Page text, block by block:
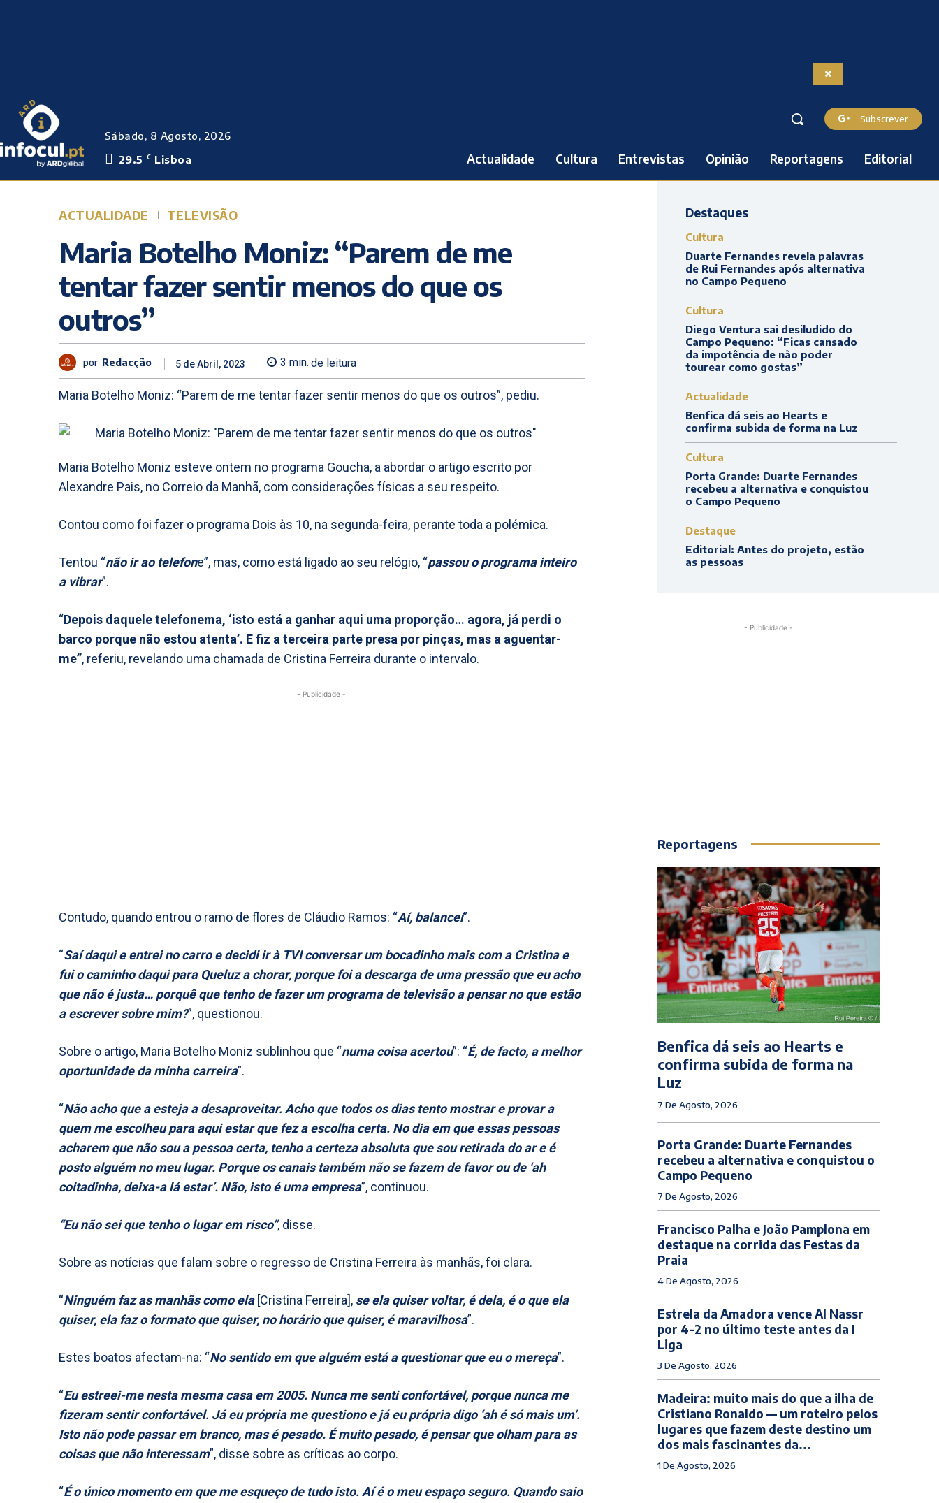
Sábado, 8 Agosto, 2026
29.5
C Lisboa
Subscrever
Actualidade Cultura Entrevistas Opinião Reportagens Editorial
ACTUALIDADE TELEVISÃO
Maria Botelho Moniz: “Parem de me
tentar fazer sentir menos do que os
outros”
por Redacção 5 de Abril, 2023 3 min. de leitura
Maria Botelho Moniz: “Parem de me tentar fazer sentir menos do que os outros”, pediu.
Maria Botelho Moniz esteve ontem no programa Goucha, a abordar o artigo escrito por
Alexandre Pais, no Correio da Manhã, com considerações físicas a seu respeito.
Contou como foi fazer o programa Dois às 10, na segunda-feira, perante toda a polémica.
Tentou “não ir ao telefone”, mas, como está ligado ao seu relógio, “passou o programa inteiro
a vibrar”.
“Depois daquele telefonema, ‘isto está a ganhar aqui uma proporção… agora, já perdi o
barco porque não estou atenta’. E fiz a terceira parte presa por pinças, mas a aguentar-
me”, referiu, revelando uma chamada de Cristina Ferreira durante o intervalo.
- Publicidade -
Contudo, quando entrou o ramo de flores de Cláudio Ramos: “Aí, balancei”.
“Saí daqui e entrei no carro e decidi ir à TVI conversar um bocadinho mais com a Cristina e
fui o caminho daqui para Queluz a chorar, porque foi a descarga de uma pressão que eu acho
que não é justa… porquê que tenho de fazer um programa de televisão a pensar no que estão
a escrever sobre mim?”, questionou.
Sobre o artigo, Maria Botelho Moniz sublinhou que “numa coisa acertou”: “É, de facto, a melhor
oportunidade da minha carreira”.
“Não acho que a esteja a desaproveitar. Acho que todos os dias tento mostrar e provar a
quem me escolheu para aqui estar que fez a escolha certa. No dia em que essas pessoas
acharem que não sou a pessoa certa, tenho a certeza absoluta que sou retirada do ar e é
posto alguém no meu lugar. Porque os canais também não se fazem de favor ou de ‘ah
coitadinha, deixa-a lá estar’. Não, isto é uma empresa”, continuou.
“Eu não sei que tenho o lugar em risco”, disse.
Sobre as notícias que falam sobre o regresso de Cristina Ferreira às manhãs, foi clara.
“Ninguém faz as manhãs como ela[Cristina Ferreira], se ela quiser voltar, é dela, é o que ela
quiser, ela faz o formato que quiser, no horário que quiser, é maravilhosa”.
Estes boatos afectam-na: “No sentido em que alguém está a questionar que eu o mereça”.
“Eu estreei-me nesta mesma casa em 2005. Nunca me senti confortável, porque nunca me
fizeram sentir confortável. Já eu própria me questiono e já eu própria digo ‘ah é só mais um’.
Isto não pode passar em branco, mas é pesado. É muito pesado, é pensar que olham para as
coisas que não interessam”, disse sobre as críticas ao corpo.
“É o único momento em que me esqueço de tudo isto. Aí é o meu espaço seguro. Quando saio
Destaques
Cultura
Duarte Fernandes revela palavras
de Rui Fernandes após alternativa
no Campo Pequeno
Cultura
Diego Ventura sai desiludido do
Campo Pequeno: “Ficas cansado
da impotência de não poder
tourear como gostas”
Actualidade
Benfica dá seis ao Hearts e
confirma subida de forma na Luz
Cultura
Porta Grande: Duarte Fernandes
recebeu a alternativa e conquistou
o Campo Pequeno
Destaque
Editorial: Antes do projeto, estão
as pessoas
- Publicidade -
Reportagens
Benfica dá seis ao Hearts e
confirma subida de forma na
Luz
7 De Agosto, 2026
Porta Grande: Duarte Fernandes
recebeu a alternativa e conquistou o
Campo Pequeno
7 De Agosto, 2026
Francisco Palha e João Pamplona em
destaque na corrida das Festas da
Praia
4 De Agosto, 2026
Estrela da Amadora vence Al Nassr
por 4-2 no último teste antes da I
Liga
3 De Agosto, 2026
Madeira: muito mais do que a ilha de
Cristiano Ronaldo — um roteiro pelos
lugares que fazem deste destino um
dos mais fascinantes da...
1 De Agosto, 2026